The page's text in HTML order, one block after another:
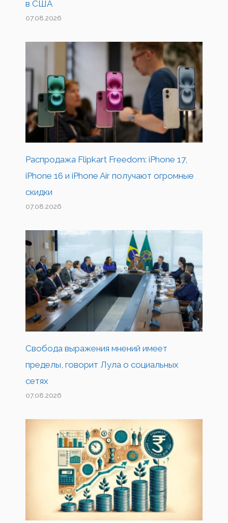
в США
07.08.2026
Распродажа Flipkart Freedom: iPhone 17,
iPhone 16 и iPhone Air получают огромные
скидки
07.08.2026
Свобода выражения мнений имеет
пределы, говорит Лула о социальных
сетях
07.08.2026